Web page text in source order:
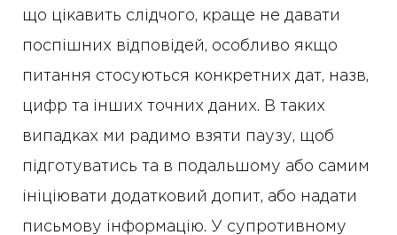
що цікавить слідчого, краще не давати
поспішних відповідей, особливо якщо
питання стосуються конкретних дат, назв,
цифр та інших точних даних. В таких
випадках ми радимо взяти паузу, щоб
підготуватись та в подальшому або самим
ініціювати додатковий допит, або надати
письмову інформацію. У супротивному